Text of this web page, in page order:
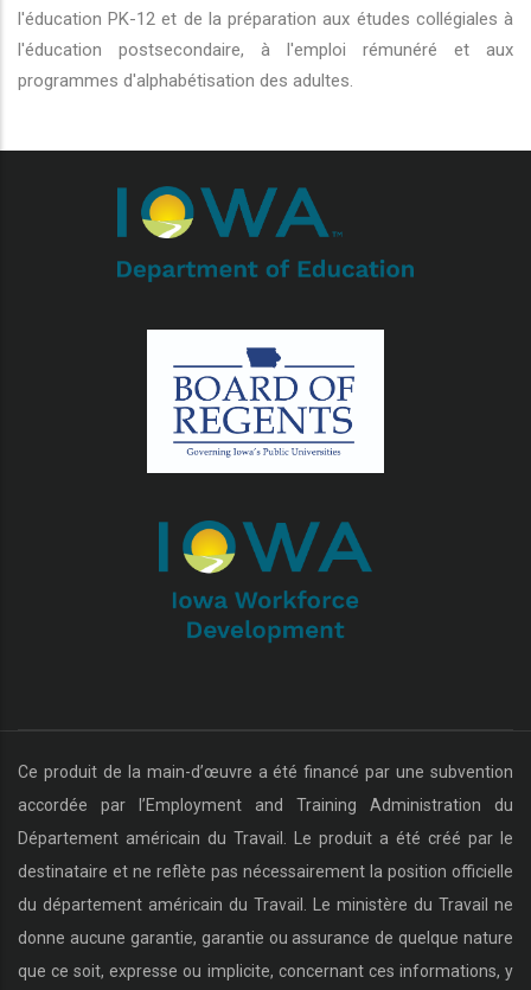
l'éducation PK-12 et de la préparation aux études collégiales à
l'éducation postsecondaire, à l'emploi rémunéré et aux
programmes d'alphabétisation des adultes.
Ce produit de la main-d’œuvre a été financé par une subvention
accordée par l’Employment and Training Administration du
Département américain du Travail. Le produit a été créé par le
destinataire et ne reflète pas nécessairement la position officielle
du département américain du Travail. Le ministère du Travail ne
donne aucune garantie, garantie ou assurance de quelque nature
que ce soit, expresse ou implicite, concernant ces informations, y